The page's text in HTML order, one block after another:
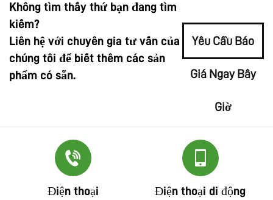
Không tìm thấy thứ bạn đang tìm
kiếm?
Liên hệ với chuyên gia tư vấn của
chúng tôi để biết thêm các sản
phẩm có sẵn.
Yêu Cầu Báo
Giá Ngay Bây
Giờ
Điện thoại Điện thoại di động